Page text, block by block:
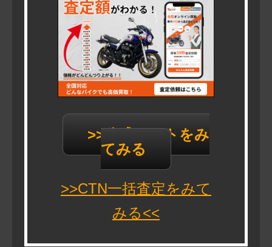
>>公式サイトをみ
てみる
>>CTN一括査定をみて
みる<<